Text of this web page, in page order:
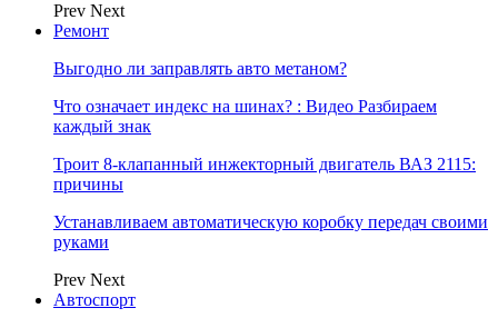
Prev Next
Ремонт
Выгодно ли заправлять авто метаном?
Что означает индекс на шинах? : Видео Разбираем
каждый знак
Троит 8-клапанный инжекторный двигатель ВАЗ 2115:
причины
Устанавливаем автоматическую коробку передач своими
руками
Prev Next
Автоспорт